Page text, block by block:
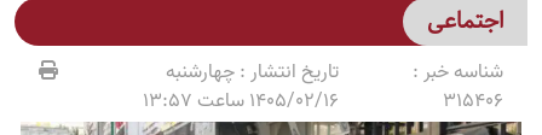
اجتماعی
شناسه خبر :
315406
تاریخ انتشار :چهارشنبه
1405/02/16 ساعت 13:57